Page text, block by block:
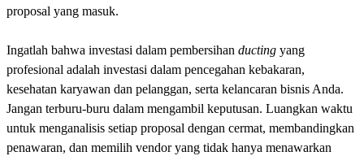
proposal yang masuk.
Ingatlah bahwa investasi dalam pembersihan ducting yang
profesional adalah investasi dalam pencegahan kebakaran,
kesehatan karyawan dan pelanggan, serta kelancaran bisnis Anda.
Jangan terburu-buru dalam mengambil keputusan. Luangkan waktu
untuk menganalisis setiap proposal dengan cermat, membandingkan
penawaran, dan memilih vendor yang tidak hanya menawarkan